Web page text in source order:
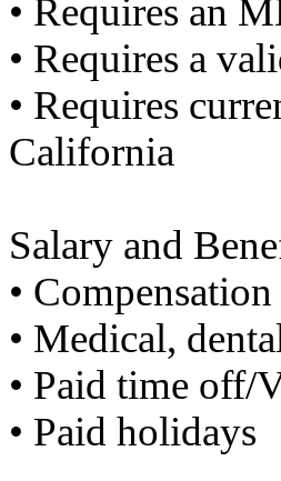
끼
프
후
미
국
국
시
대
•​ ​Requires an
•​ ​Requires a
•​ ​Requires
California
Salary and
•​
•​ ​Medical,
•​ ​Paid time off/
•​ ​Paid holidays